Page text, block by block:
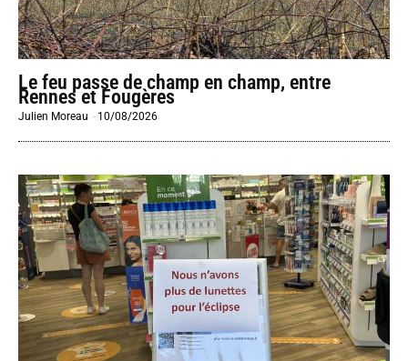
Le feu passe de champ en champ, entre
Rennes et Fougères
Julien Moreau - 10/08/2026